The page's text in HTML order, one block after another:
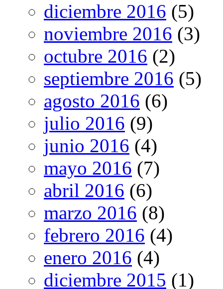
diciembre 2016 (5)
noviembre 2016 (3)
octubre 2016 (2)
septiembre 2016 (5)
agosto 2016 (6)
julio 2016 (9)
junio 2016 (4)
mayo 2016 (7)
abril 2016 (6)
marzo 2016 (8)
febrero 2016 (4)
enero 2016 (4)
diciembre 2015 (1)